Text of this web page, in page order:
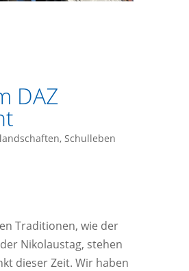
DAZ
, Schulleben
Traditionen, wie der
Nikolaustag, stehen
dieser Zeit. Wir haben